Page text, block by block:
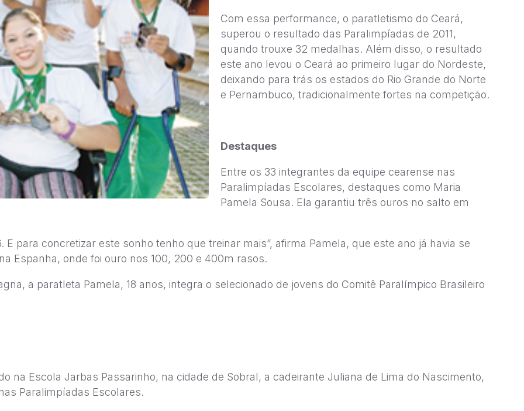
Com essa performance, o paratletismo do Ceará,
superou o resultado das Paralimpíadas de 2011,
quando trouxe 32 medalhas. Além disso, o resultado
este ano levou o Ceará ao primeiro lugar do Nordeste,
deixando para trás os estados do Rio Grande do Norte
e Pernambuco, tradicionalmente fortes na competição.
Destaques
Entre os 33 integrantes da equipe cearense nas
Paralimpíadas Escolares, destaques como Maria
Pamela Sousa. Ela garantiu três ouros no salto em
E para concretizar este sonho tenho que treinar mais”, afirma Pamela, que este ano já havia se
Espanha, onde foi ouro nos 100, 200 e 400m rasos.
a paratleta Pamela, 18 anos, integra o selecionado de jovens do Comitê Paralímpico Brasileiro
na Escola Jarbas Passarinho, na cidade de Sobral, a cadeirante Juliana de Lima do Nascimento,
Paralimpíadas Escolares.